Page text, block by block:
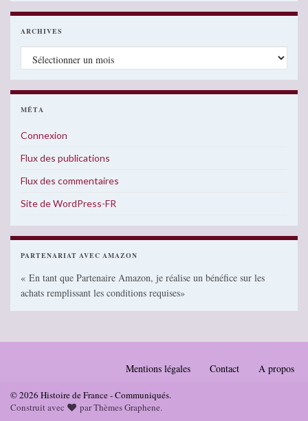
ARCHIVES
Archives
MÉTA
Connexion
Flux des publications
Flux des commentaires
Site de WordPress-FR
PARTENARIAT AVEC AMAZON
« En tant que Partenaire Amazon, je réalise un bénéfice sur les
achats remplissant les conditions requises»
Mentions légales Contact A propos
© 2026 Histoire de France - Communiqués.
Construit avec
parThèmes Graphene.